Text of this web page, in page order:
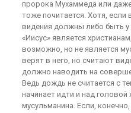
пророка Мухаммеда или
тоже почитается. Хотя, если
видения должны либо быть у
«Иисус» является
возможно, но не является
верят в него, но считают
должно наводить на
Ведь дождь не считается с
начинает идти и над головой
мусульманина. Если,